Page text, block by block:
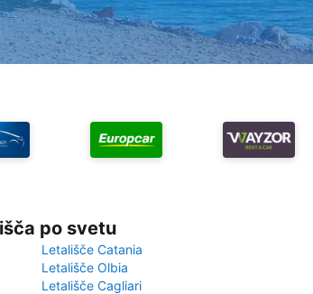
po svetu
Letališče Catania
Letališče Olbia
Letališče Cagliari